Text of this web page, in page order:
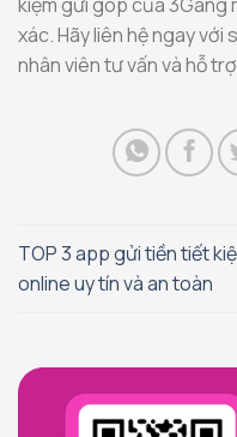
xác. Hãy liên hệ ngay với
nhân viên tư vấn và hỗ
TOP 3 app gửi tiền tiết
online uy tín và an toàn